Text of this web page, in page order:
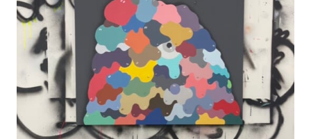
#ととけん #FASHION #MUSIC
#LIFESTYLE #SNEAKER #OUTDOOR
#SPORTS #HANDSOME HANDBOOK